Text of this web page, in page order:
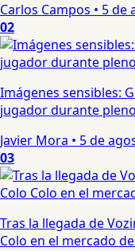
Carlos Campos • 5 de
02
Imágenes sensibles:
jugador durante
Javier Mora • 5 de
03
Tras la llegada de
Colo en el mercado